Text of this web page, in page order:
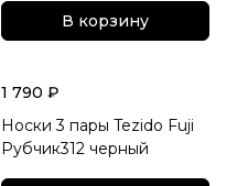
В корзину
1 790 ₽
Носки 3 пары Tezido Fuji
Рубчик312 черный